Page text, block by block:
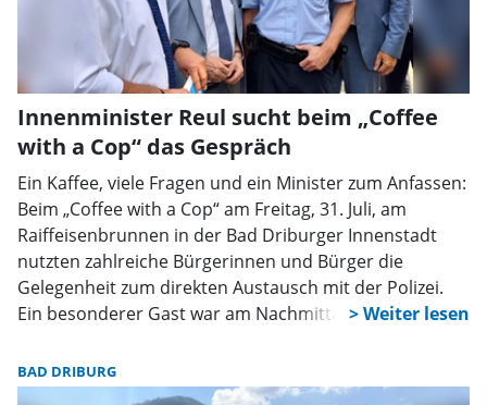
Innenminister Reul sucht beim „Coffee
with a Cop“ das Gespräch
Ein Kaffee, viele Fragen und ein Minister zum Anfassen:
Beim „Coffee with a Cop“ am Freitag, 31. Juli, am
Raiffeisenbrunnen in der Bad Driburger Innenstadt
nutzten zahlreiche Bürgerinnen und Bürger die
Gelegenheit zum direkten Austausch mit der Polizei.
Ein besonderer Gast war am Nachmittag der NRW-
Libori-Fest in Paderborn zum 26. Wirtschaftstag nach
Brakel einen Zwischenstopp in der Kurstadt einlegte.
BAD DRIBURG